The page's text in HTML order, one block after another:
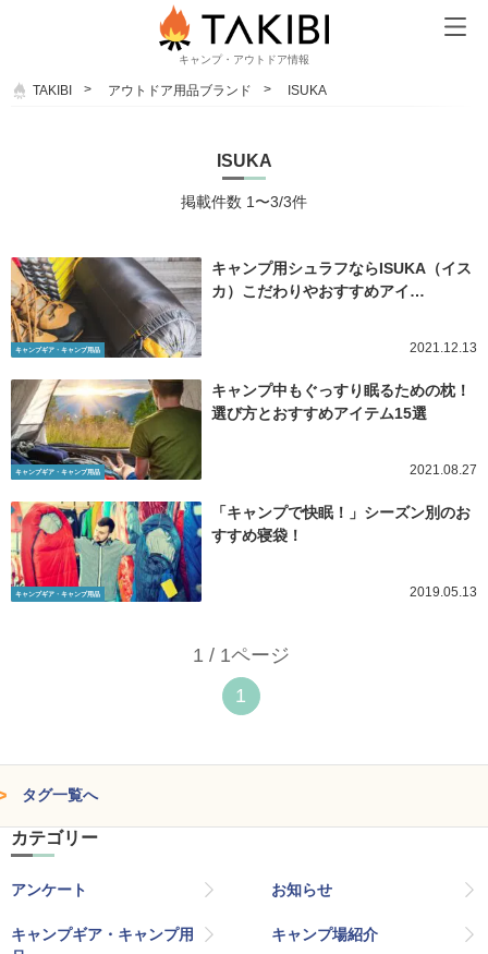
キャンプ・アウトドア情報
TAKIBI アウトドア用品ブランド ISUKA
ISUKA
掲載件数 1〜3/3件
キャンプギア・キャンプ用品
キャンプ用シュラフならISUKA（イス
カ）こだわりやおすすめアイ…
2021.12.13
キャンプギア・キャンプ用品
キャンプ中もぐっすり眠るための枕！
選び方とおすすめアイテム15選
2021.08.27
キャンプギア・キャンプ用品
「キャンプで快眠！」シーズン別のお
すすめ寝袋！
2019.05.13
1 / 1ページ
1
タグ一覧へ
カテゴリー
アンケート お知らせ
キャンプギア・キャンプ用
キャンプ場紹介